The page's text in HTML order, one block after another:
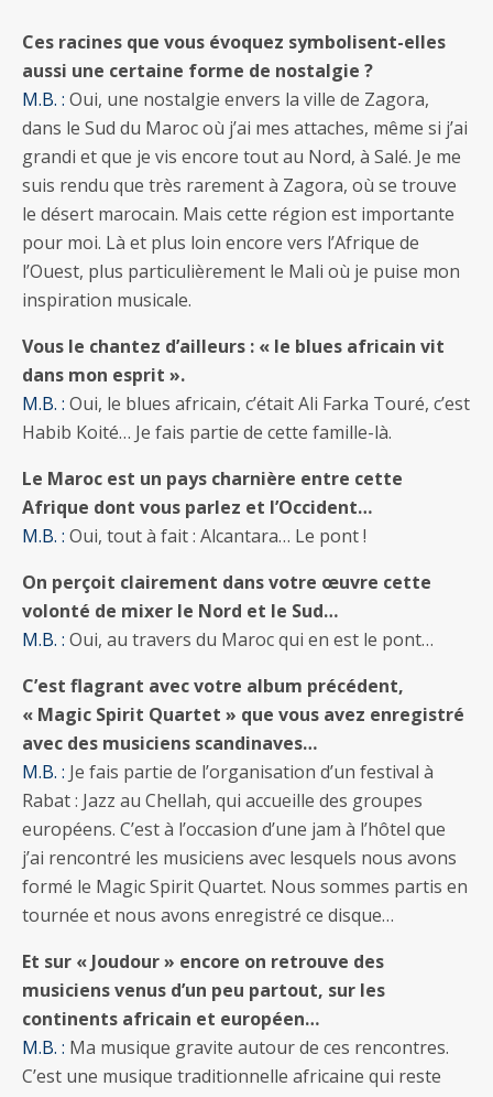
Ces racines que vous évoquez symbolisent-elles
aussi une certaine forme de nostalgie ?
M.B. : Oui, une nostalgie envers la ville de Zagora,
dans le Sud du Maroc où j’ai mes attaches, même si j’ai
grandi et que je vis encore tout au Nord, à Salé. Je me
suis rendu que très rarement à Zagora, où se trouve
le désert marocain. Mais cette région est importante
pour moi. Là et plus loin encore vers l’Afrique de
l’Ouest, plus particulièrement le Mali où je puise mon
inspiration musicale.
Vous le chantez d’ailleurs : « le blues africain vit
dans mon esprit ».
M.B. : Oui, le blues africain, c’était Ali Farka Touré, c’est
Habib Koité… Je fais partie de cette famille-là.
Le Maroc est un pays charnière entre cette
Afrique dont vous parlez et l’Occident…
M.B. : Oui, tout à fait : Alcantara… Le pont !
On perçoit clairement dans votre œuvre cette
volonté de mixer le Nord et le Sud…
M.B. : Oui, au travers du Maroc qui en est le pont…
C’est flagrant avec votre album précédent,
« Magic Spirit Quartet » que vous avez enregistré
avec des musiciens scandinaves…
M.B. : Je fais partie de l’organisation d’un festival à
Rabat : Jazz au Chellah, qui accueille des groupes
européens. C’est à l’occasion d’une jam à l’hôtel que
j’ai rencontré les musiciens avec lesquels nous avons
formé le Magic Spirit Quartet. Nous sommes partis en
tournée et nous avons enregistré ce disque…
Et sur « Joudour » encore on retrouve des
musiciens venus d’un peu partout, sur les
continents africain et européen…
M.B. : Ma musique gravite autour de ces rencontres.
C’est une musique traditionnelle africaine qui reste